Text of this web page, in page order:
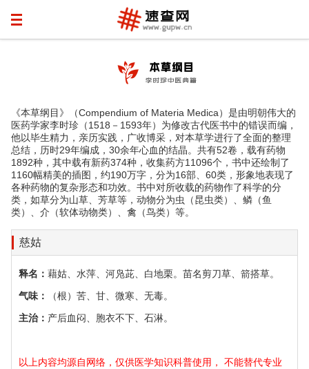
《本草纲目》（Compendium of Materia Medica）是由明朝伟大的
医药学家李时珍（1518－1593年）为修改古代医书中的错误而编，
他以毕生精力，亲历实践，广收博采，对本草学进行了全面的整理
总结，历时29年编成，30余年心血的结晶。共有52卷，载有药物
1892种，其中载有新药374种，收集药方11096个，书中还绘制了
1160幅精美的插图，约190万字，分为16部、60类，形象地表现了
各种药物的复杂形态和功效。书中对所收载的药物作了科学的分
类，如草分为山草、芳草等，动物分为虫（昆虫类）、鳞（鱼
类）、介（软体动物类）、禽（鸟类）等。
慈姑
释名： 藉姑、水萍、河凫茈、白地栗。苗名剪刀草、箭搭草。
气味：
（根）苦、甘、微寒、无毒。
主治： 产后血闷、胞衣不下、石淋。
以上内容均源自网络，仅供医学知识科普使用， 不能替代专业